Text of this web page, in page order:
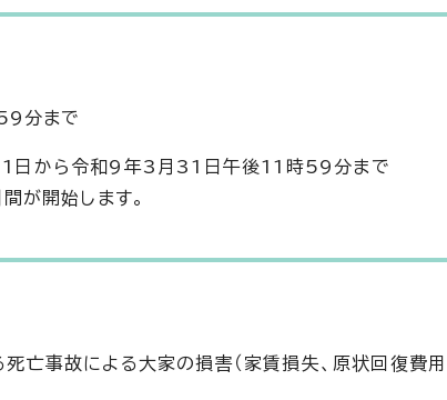
分まで
1日から令和9年3月31日午後11時59分まで
が開始します。
亡事故による大家の損害（家賃損失、原状回復費